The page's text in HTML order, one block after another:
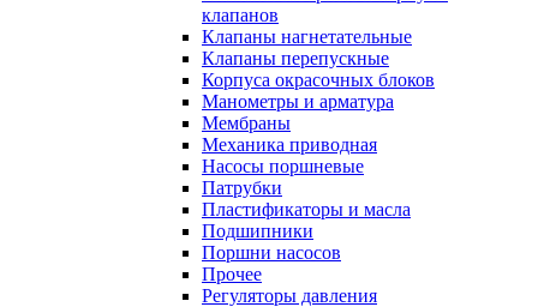
клапанов
Клапаны нагнетательные
Клапаны перепускные
Корпуса окрасочных блоков
Манометры и арматура
Мембраны
Механика приводная
Насосы поршневые
Патрубки
Пластификаторы и масла
Подшипники
Поршни насосов
Прочее
Регуляторы давления